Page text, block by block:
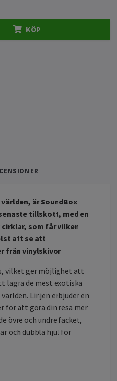
KÖP
är SoundBox
tillskott, med en
som får vilken
att se att
från vinylskivor
vilket ger möjlighet att
lagra de mest exotiska
Linjen erbjuder en
för att göra din resa mer
övre och undre facket,
och dubbla hjul för